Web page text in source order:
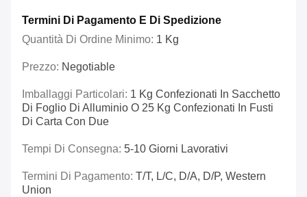
Termini Di Pagamento E Di Spedizione
Quantità Di Ordine Minimo: 1 Kg
Prezzo: Negotiable
Imballaggi Particolari: 1 Kg Confezionati In Sacchetto
Di Foglio Di Alluminio O 25 Kg Confezionati In Fusti
Di Carta Con Due
Tempi Di Consegna: 5-10 Giorni Lavorativi
Termini Di Pagamento: T/T, L/C, D/A, D/P, Western
Union